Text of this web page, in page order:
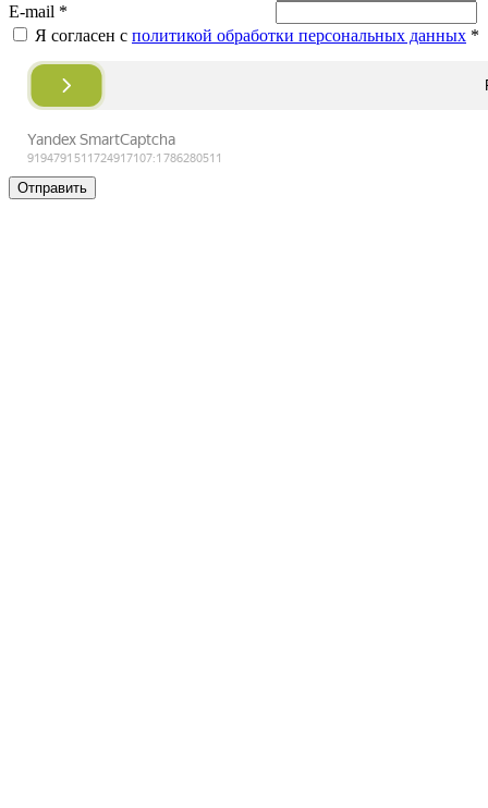
E-mail *
Я согласен с политикой обработки персональных данных *
Отправить